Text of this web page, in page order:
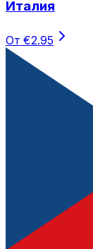
Италия
От €2.95